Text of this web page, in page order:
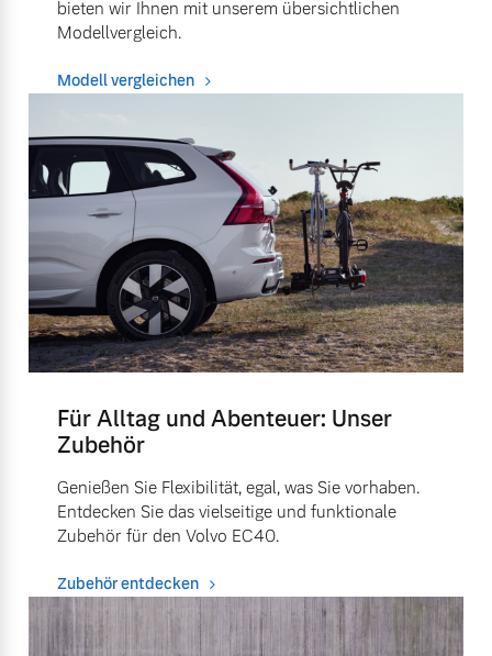
bieten wir Ihnen mit unserem übersichtlichen
Modellvergleich.
Modell vergleichen
Für Alltag und Abenteuer: Unser
Zubehör
Genießen Sie Flexibilität, egal, was Sie vorhaben.
Entdecken Sie das vielseitige und funktionale
Zubehör für den Volvo EC40.
Zubehör entdecken